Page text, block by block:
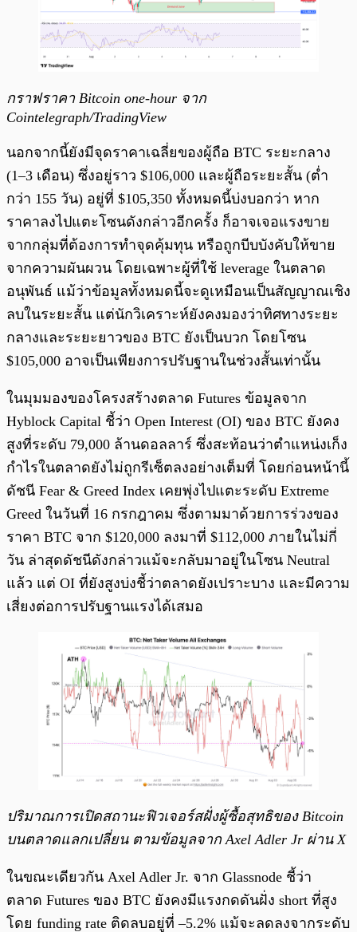
กราฟราคา Bitcoin one-hour จาก
Cointelegraph/TradingView
นอกจากนี้ยังมีจุดราคาเฉลี่ยของผู้ถือ BTC ระยะกลาง
(1–3 เดือน) ซึ่งอยู่ราว $106,000 และผู้ถือระยะสั้น (ต่ำ
กว่า 155 วัน) อยู่ที่ $105,350 ทั้งหมดนี้บ่งบอกว่า หาก
ราคาลงไปแตะโซนดังกล่าวอีกครั้ง ก็อาจเจอแรงขาย
จากกลุ่มที่ต้องการทำจุดคุ้มทุน หรือถูกบีบบังคับให้ขาย
จากความผันผวน โดยเฉพาะผู้ที่ใช้ leverage ในตลาด
อนุพันธ์ แม้ว่าข้อมูลทั้งหมดนี้จะดูเหมือนเป็นสัญญาณเชิง
ลบในระยะสั้น แต่นักวิเคราะห์ยังคงมองว่าทิศทางระยะ
กลางและระยะยาวของ BTC ยังเป็นบวก โดยโซน
$105,000 อาจเป็นเพียงการปรับฐานในช่วงสั้นเท่านั้น
ในมุมมองของโครงสร้างตลาด Futures ข้อมูลจาก
Hyblock Capital ชี้ว่า Open Interest (OI) ของ BTC ยังคง
สูงที่ระดับ 79,000 ล้านดอลลาร์ ซึ่งสะท้อนว่าตำแหน่งเก็ง
กำไรในตลาดยังไม่ถูกรีเซ็ตลงอย่างเต็มที่ โดยก่อนหน้านี้
ดัชนี Fear & Greed Index เคยพุ่งไปแตะระดับ Extreme
Greed ในวันที่ 16 กรกฎาคม ซึ่งตามมาด้วยการร่วงของ
ราคา BTC จาก $120,000 ลงมาที่ $112,000 ภายในไม่กี่
วัน ล่าสุดดัชนีดังกล่าวแม้จะกลับมาอยู่ในโซน Neutral
แล้ว แต่ OI ที่ยังสูงบ่งชี้ว่าตลาดยังเปราะบาง และมีความ
เสี่ยงต่อการปรับฐานแรงได้เสมอ
ปริมาณการเปิดสถานะฟิวเจอร์สฝั่งผู้ซื้อสุทธิของ Bitcoin
บนตลาดแลกเปลี่ยน ตามข้อมูลจาก Axel Adler Jr ผ่าน X
ในขณะเดียวกัน Axel Adler Jr. จาก Glassnode ชี้ว่า
ตลาด Futures ของ BTC ยังคงมีแรงกดดันฝั่ง short ที่สูง
โดย funding rate ติดลบอยู่ที่ –5.2% แม้จะลดลงจากระดับ